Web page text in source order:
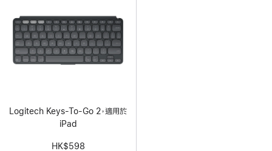
Logitech Keys-To-Go 2，適用於
iPad
HK$598